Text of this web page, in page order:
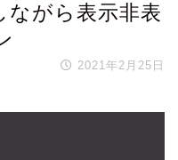
ながら表示非表
2021年2月25日